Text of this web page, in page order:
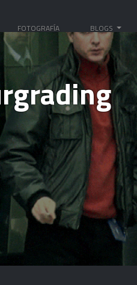
FOTOGRAFÍA BLOGS